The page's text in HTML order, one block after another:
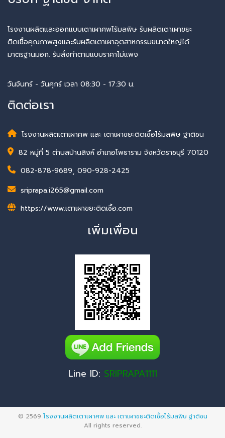
โรงงานผลิตและออกแบบเตาเผาศพไร้มลพิษ รับผลิตเตาเผาขยะ
ติดเชื้อคุณภาพสูงและรับผลิตเตาเผาอุตสาหกรรมขนาดใหญ่ได้
มาตรฐานมอก. รับสั่งทำตามแบบราคาไม่แพง
วันจันทร์ - วันศุกร์ เวลา 08:30 - 17:30 น.
ติดต่อเรา
โรงงานผลิตเตาเผาศพ และ เตาเผาขยะติดเชื้อไร้มลพิษ ฐาติชน
82 หมู่ที่ 5 ตำบลบ้านสิงห์ อำเภอโพธาราม จังหวัดราชบุรี 70120
082-878-9689, 090-928-2425
sriprapa.i265@gmail.com
https://www.เตาเผาขยะติดเชื้อ.com
เพิ่มเพื่อน
Line ID: SRIPRAPA1111
© 2569 โรงงานผลิตเตาเผาศพ และ เตาเผาขยะติดเชื้อไร้มลพิษ ฐาติชน
All rights reserved.